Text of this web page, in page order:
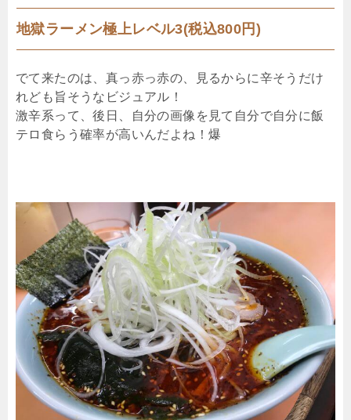
地獄ラーメン極上レベル3(税込800円)
でて来たのは、真っ赤っ赤の、見るからに辛そうだけ
れども旨そうなビジュアル！
激辛系って、後日、自分の画像を見て自分で自分に飯
テロ食らう確率が高いんだよね！爆